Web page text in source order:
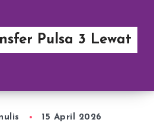
Pulsa 3 Lewat
15 April 2026